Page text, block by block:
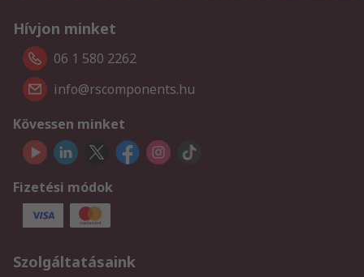
Hívjon minket
06 1 580 2262
info@rscomponents.hu
Kövessen minket
Fizetési módok
Szolgáltatásaink